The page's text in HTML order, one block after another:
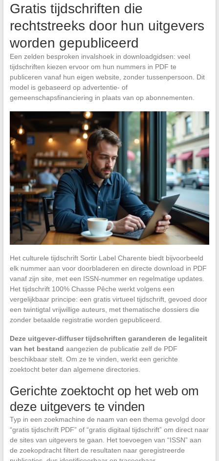
Gratis tijdschriften die
rechtstreeks door hun uitgevers
worden gepubliceerd
Een zelden besproken invalshoek in downloadgidsen: veel
tijdschriften kiezen ervoor om hun nummers in PDF te
publiceren vanaf hun eigen website, zonder tussenpersoon. Dit
model is gebaseerd op advertentie- of
gemeenschapsfinanciering in plaats van op abonnementen.
Het culturele tijdschrift Sortir Label Charente biedt bijvoorbeeld
elk nummer aan voor doorbladeren en directe download in PDF
vanaf zijn site, met een ISSN-nummer en regelmatige updates.
Het tijdschrift 100% Chasse Pêche werkt volgens een
vergelijkbaar principe: een gratis virtueel tijdschrift, gevoed door
een twintigtal vrijwillige auteurs, met thematische dossiers die
zonder betaalde registratie worden gepubliceerd.
Deze uitgever-diffuser tijdschriften garanderen de legaliteit
van het bestand aangezien de publicatie zelf de PDF
beschikbaar stelt. Om ze te vinden, werkt een gerichte
zoektocht beter dan algemene directories.
Gerichte zoektocht op het web om
deze uitgevers te vinden
Typ in een zoekmachine de naam van een thema gevolgd door
“gratis tijdschrift PDF” of “gratis digitaal tijdschrift” om direct naar
de sites van uitgevers te gaan. Het toevoegen van “ISSN” aan
de zoekopdracht filtert de resultaten naar geregistreerde